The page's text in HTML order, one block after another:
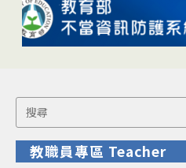
Search
for:
教職員專區 Teacher